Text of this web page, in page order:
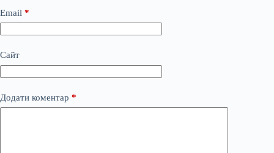
Email *
Сайт
Додати коментар *